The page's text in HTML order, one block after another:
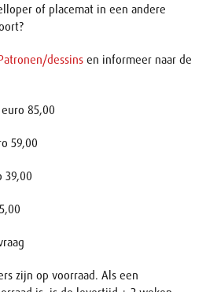
of placemat in een andere
dessins en informeer naar de
85,00
59,00
39,00
zijn op voorraad. Als een